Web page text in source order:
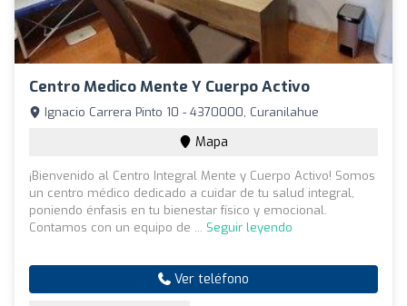
Centro Medico Mente Y Cuerpo Activo
Ignacio Carrera Pinto 10 - 4370000, Curanilahue
Mapa
¡Bienvenido al Centro Integral Mente y Cuerpo Activo! Somos
un centro médico dedicado a cuidar de tu salud integral,
poniendo énfasis en tu bienestar físico y emocional.
Contamos con un equipo de ... Seguir leyendo
Ver teléfono